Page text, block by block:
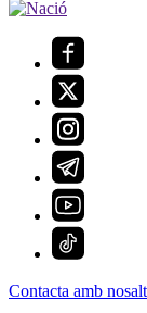
Contacta amb